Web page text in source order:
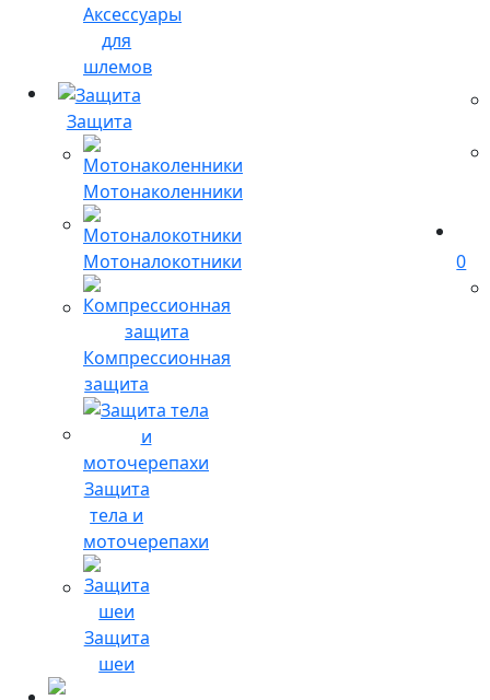
Аксессуары
для
шлемов
Защита
Мотонаколенники
Мотоналокотники
Компрессионная
защита
Защита
тела и
моточерепахи
Защита
шеи
0